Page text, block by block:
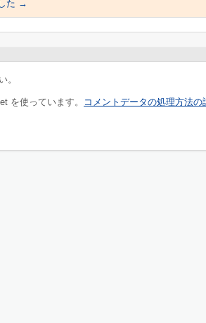
た →
。
を使っています。
コメントデータの処理方法の